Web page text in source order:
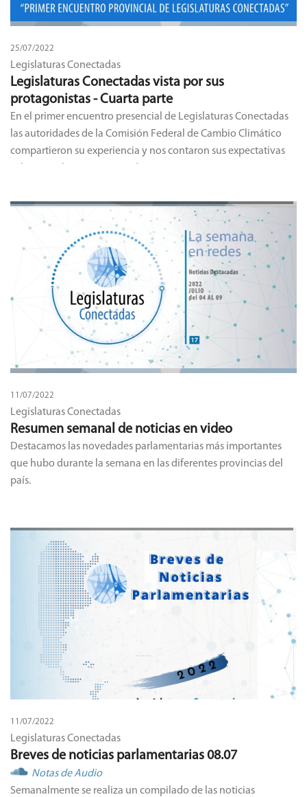
25/07/2022
Legislaturas Conectadas
Legislaturas Conectadas vista por sus
protagonistas - Cuarta parte
En el primer encuentro presencial de Legislaturas Conectadas
las autoridades de la Comisión Federal de Cambio Climático
compartieron su experiencia y nos contaron sus expectativas
11/07/2022
Legislaturas Conectadas
Resumen semanal de noticias en video
Destacamos las novedades parlamentarias más importantes
que hubo durante la semana en las diferentes provincias del
país.
11/07/2022
Legislaturas Conectadas
Breves de noticias parlamentarias 08.07
Notas de Audio
Semanalmente se realiza un compilado de las noticias